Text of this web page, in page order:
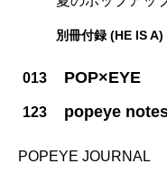
別冊付録 (HE IS
013 POP×EYE
123
POPEYE JOURNAL